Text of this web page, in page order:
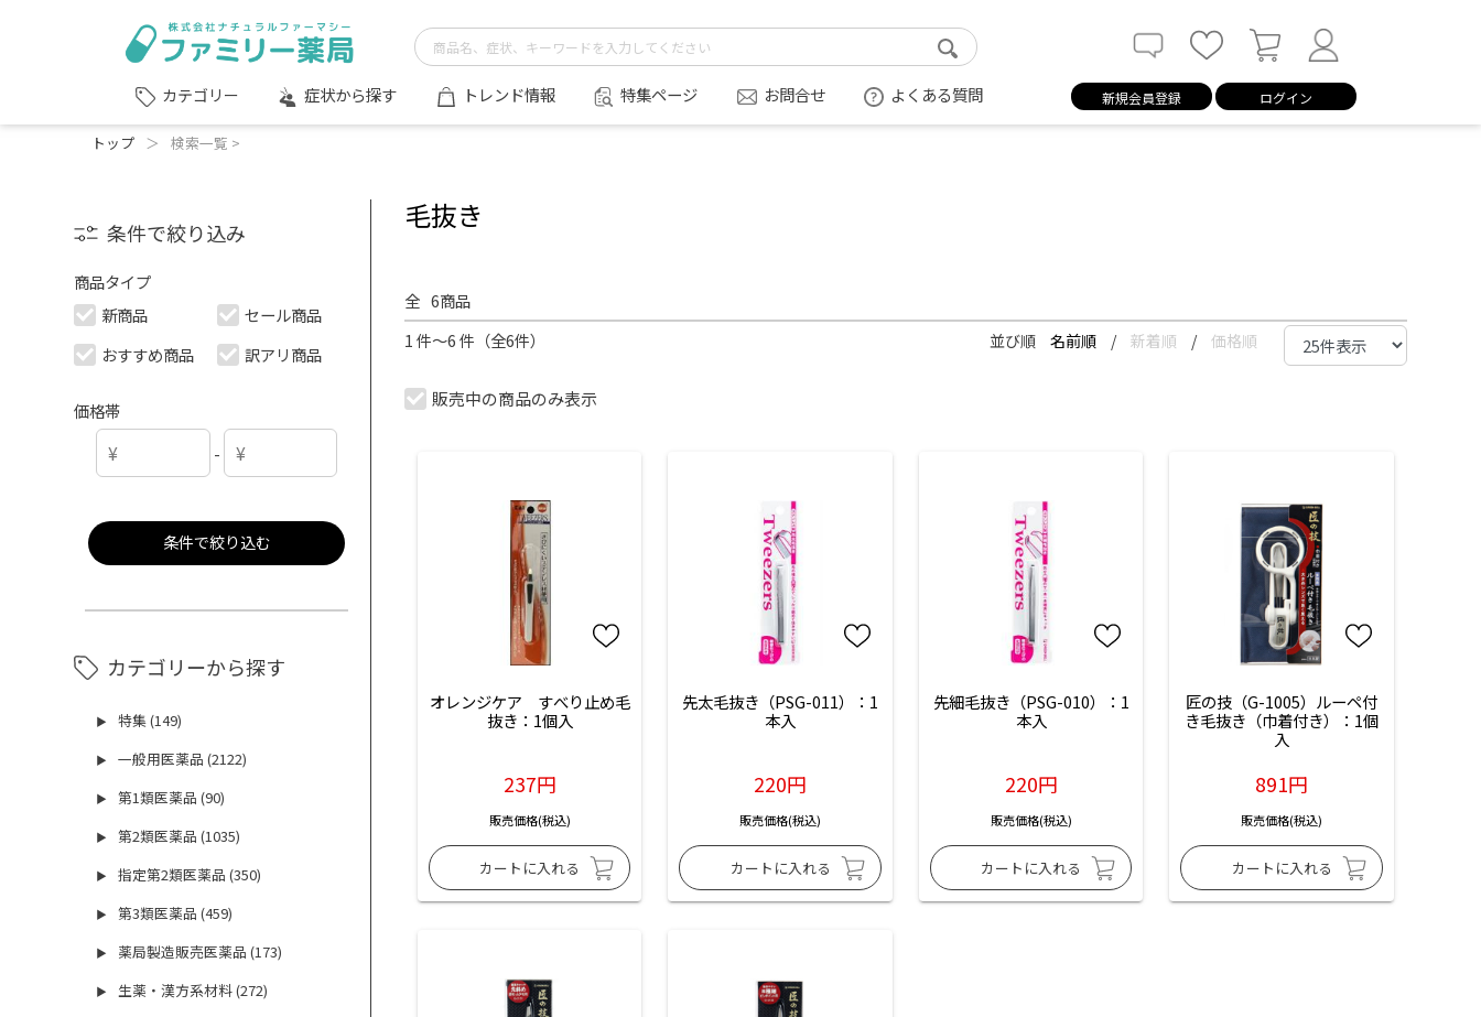
カテゴリー 症状から探す トレンド情報 特集ページ お問合せ よくある質問 新規会員登録 ログイン
トップ ＞ 検索一覧 >
条件で絞り込み
商品タイプ
新商品
セール商品
おすすめ商品
訳アリ商品
価格帯
-
条件で絞り込む
カテゴリーから探す
▶ 特集 (149)
▶ 一般用医薬品 (2122)
▶ 第1類医薬品 (90)
▶ 第2類医薬品 (1035)
▶ 指定第2類医薬品 (350)
▶ 第3類医薬品 (459)
▶ 薬局製造販売医薬品 (173)
▶ 生薬・漢方系材料 (272)
毛抜き
全 6商品
1 件～6 件（全6件）
並び順 名前順 / 新着順 / 価格順
販売中の商品のみ表示
オレンジケア　すべり止め毛
抜き：1個入
237円
販売価格(税込)
先太毛抜き（PSG-011）：1
本入
220円
販売価格(税込)
先細毛抜き（PSG-010）：1
本入
220円
販売価格(税込)
匠の技（G-1005）ルーペ付
き毛抜き（巾着付き）：1個
入
891円
販売価格(税込)